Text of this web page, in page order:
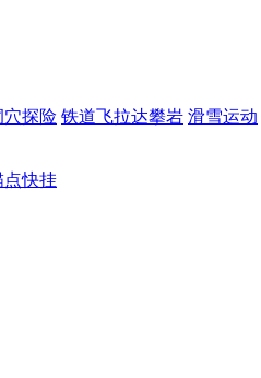
穴探险 铁道飞拉达攀岩 滑雪运动
点快挂